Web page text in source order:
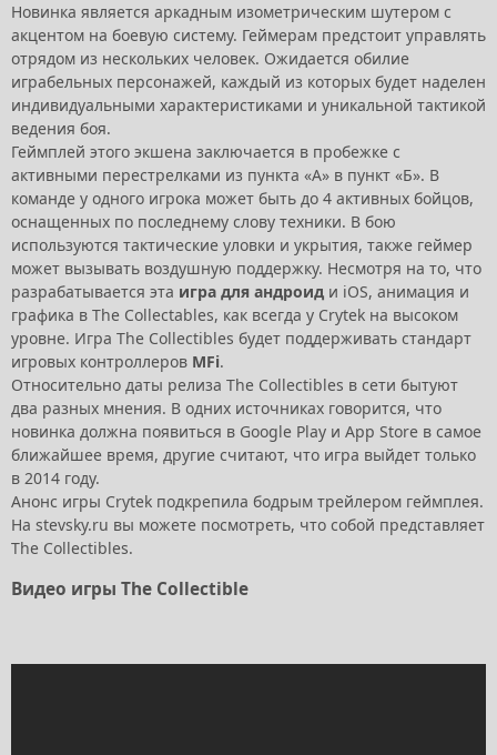
Новинка является аркадным изометрическим шутером с
акцентом на боевую систему. Геймерам предстоит управлять
отрядом из нескольких человек. Ожидается обилие
играбельных персонажей, каждый из которых будет наделен
индивидуальными характеристиками и уникальной тактикой
ведения боя.
Геймплей этого экшена заключается в пробежке с
активными перестрелками из пункта «А» в пункт «Б». В
команде у одного игрока может быть до 4 активных бойцов,
оснащенных по последнему слову техники. В бою
используются тактические уловки и укрытия, также геймер
может вызывать воздушную поддержку. Несмотря на то, что
разрабатывается эта игра для андроид и iOS, анимация и
графика в The Collectables, как всегда у Crytek на высоком
уровне. Игра The Collectibles будет поддерживать стандарт
игровых контроллеров MFi.
Относительно даты релиза The Collectibles в сети бытуют
два разных мнения. В одних источниках говорится, что
новинка должна появиться в Google Play и App Store в самое
ближайшее время, другие считают, что игра выйдет только
в 2014 году.
Анонс игры Crytek подкрепила бодрым трейлером геймплея.
На stevsky.ru вы можете посмотреть, что собой представляет
The Collectibles.
Видео игры The Collectible